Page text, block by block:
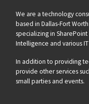
We are a technology
based in Dallas-Fort
specializing in
Intelligence and various
In addition to providing
provide other services
small parties and events.